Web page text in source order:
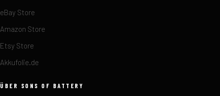
eBay Store
Amazon Store
Etsy Store
Akkufolie.de
ÜBER SONS OF BATTERY